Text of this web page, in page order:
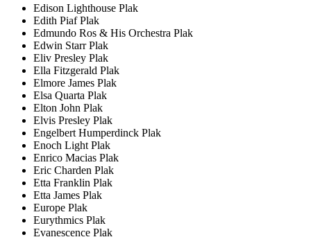
Edison Lighthouse Plak
Edith Piaf Plak
Edmundo Ros & His Orchestra Plak
Edwin Starr Plak
Eliv Presley Plak
Ella Fitzgerald Plak
Elmore James Plak
Elsa Quarta Plak
Elton John Plak
Elvis Presley Plak
Engelbert Humperdinck Plak
Enoch Light Plak
Enrico Macias Plak
Eric Charden Plak
Etta Franklin Plak
Etta James Plak
Europe Plak
Eurythmics Plak
Evanescence Plak